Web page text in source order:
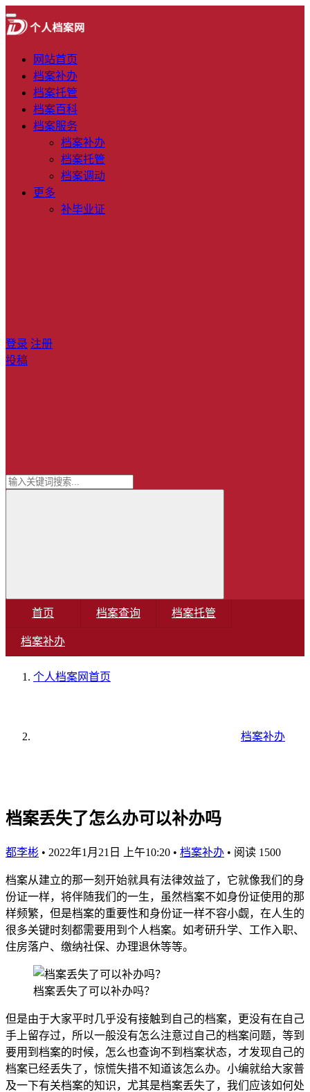
网站首页
档案补办
档案托管
档案百科
档案服务
档案补办
档案托管
档案调动
更多
补毕业证
登录 注册
投稿
首页 档案查询 档案托管
档案补办
个人档案网首页
档案补办
档案丢失了怎么办可以补办吗
都李彬 • 2022年1月21日 上午10:20 • 档案补办 • 阅读 1500
档案从建立的那一刻开始就具有法律效益了，它就像我们的身
份证一样，将伴随我们的一生，虽然档案不如身份证使用的那
样频繁，但是档案的重要性和身份证一样不容小觑，在人生的
很多关键时刻都需要用到个人档案。如考研升学、工作入职、
住房落户、缴纳社保、办理退休等等。
档案丢失了可以补办吗？
但是由于大家平时几乎没有接触到自己的档案，更没有在自己
手上留存过，所以一般没有怎么注意过自己的档案问题，等到
要用到档案的时候，怎么也查询不到档案状态，才发现自己的
档案已经丢失了，惊慌失措不知道该怎么办。小编就给大家普
及一下有关档案的知识，尤其是档案丢失了，我们应该如何处